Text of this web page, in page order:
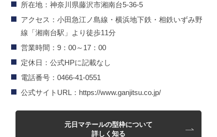
所在地：神奈川県藤沢市湘南台5-36-5
アクセス：小田急江ノ島線・横浜地下鉄・相鉄いずみ野
線「湘南台駅」より徒歩11分
営業時間：9：00～17：00
定休日：公式HPに記載なし
電話番号：0466-41-0551
公式サイトURL：https://www.ganjitsu.co.jp/
元日マテールの型枠について
詳しく知る